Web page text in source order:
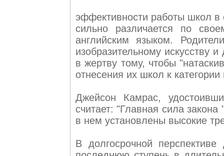
эффективности работы школ в
сильно различается по
английским языком.
изобразительному искусству
в жертву тому, чтобы
отнесения их школ к
Джейсон Камрас,
считает: "Главная сила
в нем установлены высокие
В долгосрочной